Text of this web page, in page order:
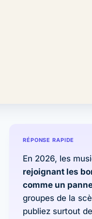
RÉPONSE RAPIDE
En 2026, les
rejoignant les
comme un
groupes de la
publiez surtout